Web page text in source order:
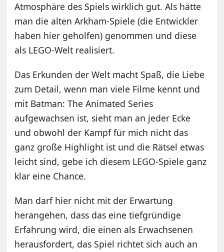
Atmosphäre des Spiels wirklich gut. Als hätte
man die alten Arkham-Spiele (die Entwickler
haben hier geholfen) genommen und diese
als LEGO-Welt realisiert.
Das Erkunden der Welt macht Spaß, die Liebe
zum Detail, wenn man viele Filme kennt und
mit Batman: The Animated Series
aufgewachsen ist, sieht man an jeder Ecke
und obwohl der Kampf für mich nicht das
ganz große Highlight ist und die Rätsel etwas
leicht sind, gebe ich diesem LEGO-Spiele ganz
klar eine Chance.
Man darf hier nicht mit der Erwartung
herangehen, dass das eine tiefgründige
Erfahrung wird, die einen als Erwachsenen
herausfordert, das Spiel richtet sich auch an